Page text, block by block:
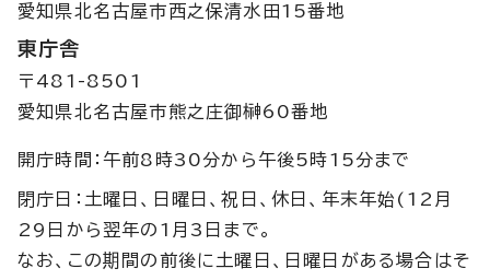
愛知県北名古屋市西之保清水田15番地
東庁舎
〒481-8501
愛知県北名古屋市熊之庄御榊60番地
開庁時間：午前8時30分から午後5時15分まで
閉庁日：土曜日、日曜日、祝日、休日、年末年始(12月
29日から翌年の1月3日まで。
なお、この期間の前後に土曜日、日曜日がある場合はそ